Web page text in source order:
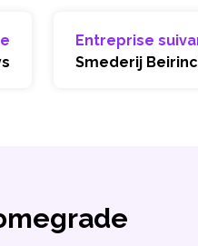
Entreprise
Smederij